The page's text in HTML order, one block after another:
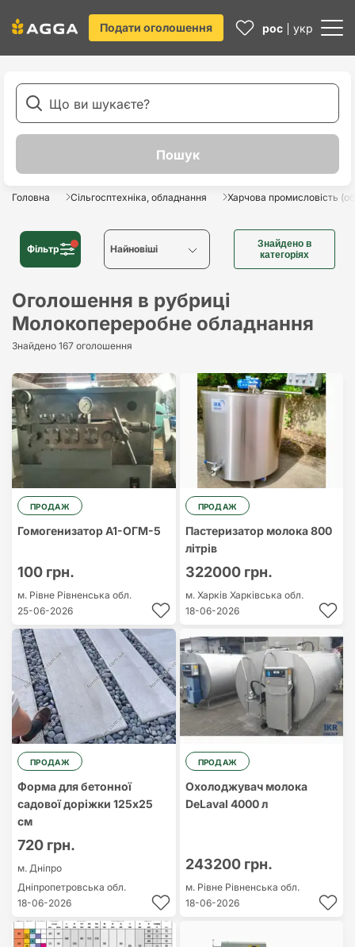
Подати оголошення рос укр
Головна Сільгосптехніка, обладнання Харчова промисловість
Фільтр Найновіші
Найновіші
Найстаріші
Найдешевший
Знайдено в
категоріях
Оголошення в рубриці
Молокопереробне обладнання
Знайдено 167 оголошення
ПРОДАЖ
Гомогенизатор А1-ОГМ-5
100 грн.
м. Рівне Рівненська обл.
25-06-2026
ПРОДАЖ
Пастеризатор молока 800
літрів
322000 грн.
м. Харків Харківська обл.
18-06-2026
ПРОДАЖ
Форма для бетонної
садової доріжки 125х25
см
720 грн.
м. Дніпро
Дніпропетровська обл.
18-06-2026
ПРОДАЖ
Охолоджувач молока
DeLaval 4000 л
243200 грн.
м. Рівне Рівненська обл.
18-06-2026